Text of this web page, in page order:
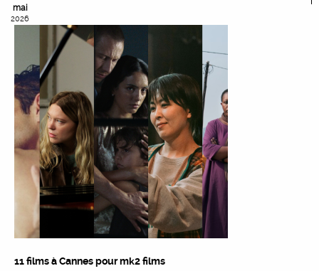
mai
2026
11 films à Cannes pour mk2 films